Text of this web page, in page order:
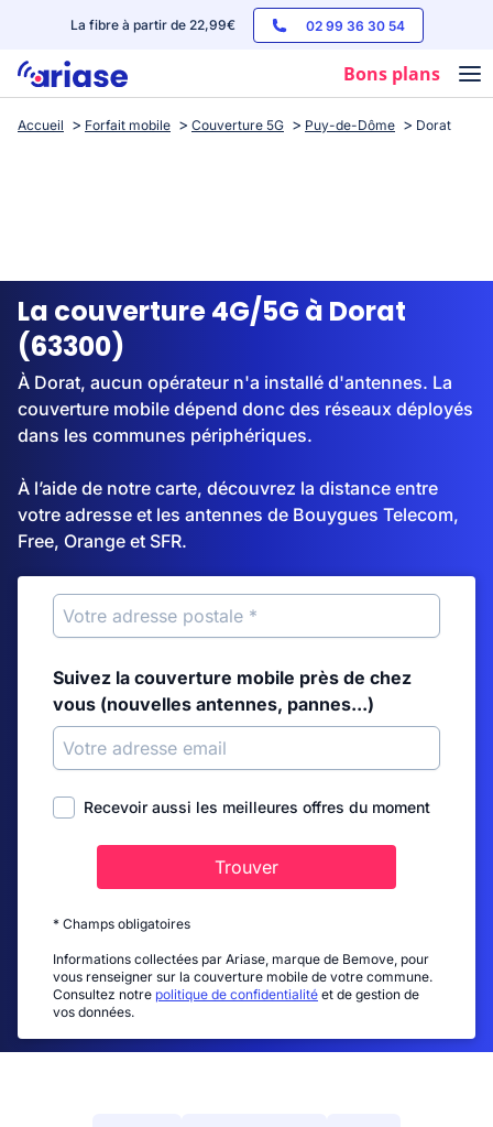
La fibre à partir de 22,99€ 02 99 36 30 54
Bons plans
Box internet
Streaming
Accueil Forfait mobile Couverture 5G Puy-de-Dôme Dorat
La couverture 4G/5G à Dorat
(63300)
À Dorat, aucun opérateur n'a installé d'antennes. La
couverture mobile dépend donc des réseaux déployés
dans les communes périphériques.
À l’aide de notre carte, découvrez la distance entre
votre adresse et les antennes de Bouygues Telecom,
Free, Orange et SFR.
Suivez la couverture mobile près de chez
vous (nouvelles antennes, pannes...)
Recevoir aussi les meilleures offres du moment
Trouver
* Champs obligatoires
Informations collectées par Ariase, marque de Bemove, pour
vous renseigner sur la couverture mobile de votre commune.
Consultez notre politique de confidentialité et de gestion de
vos données.